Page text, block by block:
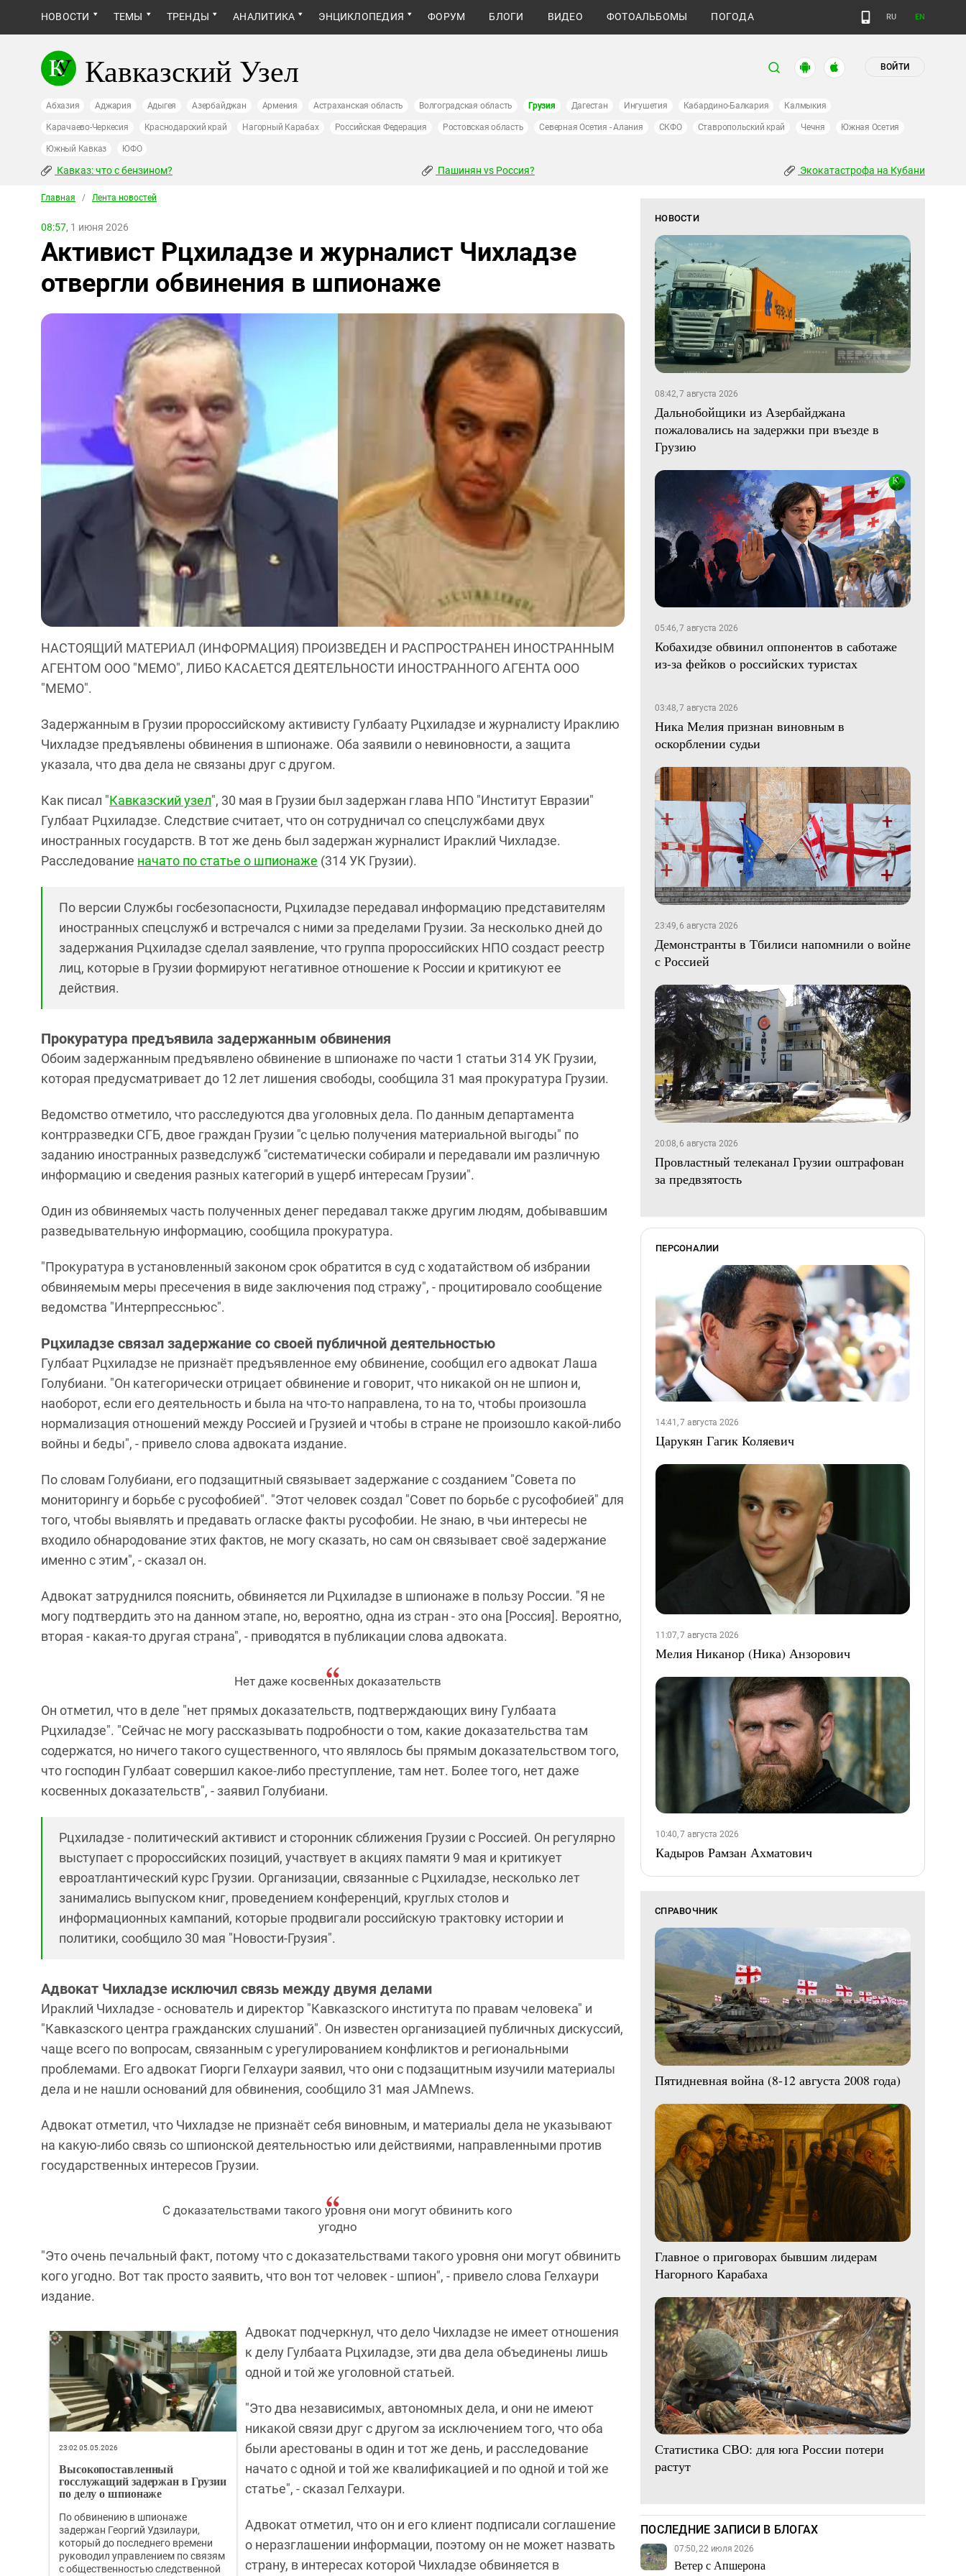
НОВОСТИ ТЕМЫ ТРЕНДЫ АНАЛИТИКА ЭНЦИКЛОПЕДИЯ ФОРУМ БЛОГИ ВИДЕО ФОТОАЛЬБОМЫ ПОГОДА RU EN
Кавказский Узел ВОЙТИ
Абхазия Аджария Адыгея Азербайджан Армения Астраханская область Волгоградская область Грузия Дагестан Ингушетия Кабардино-Балкария Калмыкия
Карачаево-Черкесия Краснодарский край Нагорный Карабах Российская Федерация Ростовская область Северная Осетия - Алания СКФО Ставропольский край Чечня Южная Осетия
Южный Кавказ ЮФО
Кавказ: что с бензином? Пашинян vs Россия? Экокатастрофа на Кубани
Главная / Лента новостей
08:57, 1 июня 2026
Активист Рцхиладзе и журналист Чихладзе
отвергли обвинения в шпионаже
НАСТОЯЩИЙ МАТЕРИАЛ (ИНФОРМАЦИЯ) ПРОИЗВЕДЕН И РАСПРОСТРАНЕН ИНОСТРАННЫМ
АГЕНТОМ ООО "МЕМО", ЛИБО КАСАЕТСЯ ДЕЯТЕЛЬНОСТИ ИНОСТРАННОГО АГЕНТА ООО
"МЕМО".
Задержанным в Грузии пророссийскому активисту Гулбаату Рцхиладзе и журналисту Ираклию
Чихладзе предъявлены обвинения в шпионаже. Оба заявили о невиновности, а защита
указала, что два дела не связаны друг с другом.
Как писал "Кавказский узел", 30 мая в Грузии был задержан глава НПО "Институт Евразии"
Гулбаат Рцхиладзе. Следствие считает, что он сотрудничал со спецслужбами двух
иностранных государств. В тот же день был задержан журналист Ираклий Чихладзе.
Расследование начато по статье о шпионаже (314 УК Грузии).
По версии Службы госбезопасности, Рцхиладзе передавал информацию представителям
иностранных спецслужб и встречался с ними за пределами Грузии. За несколько дней до
задержания Рцхиладзе сделал заявление, что группа пророссийских НПО создаст реестр
лиц, которые в Грузии формируют негативное отношение к России и критикуют ее
действия.
Прокуратура предъявила задержанным обвинения
Обоим задержанным предъявлено обвинение в шпионаже по части 1 статьи 314 УК Грузии,
которая предусматривает до 12 лет лишения свободы, сообщила 31 мая прокуратура Грузии.
Ведомство отметило, что расследуются два уголовных дела. По данным департамента
контрразведки СГБ, двое граждан Грузии "с целью получения материальной выгоды" по
заданию иностранных разведслужб "систематически собирали и передавали им различную
информацию и сведения разных категорий в ущерб интересам Грузии".
Один из обвиняемых часть полученных денег передавал также другим людям, добывавшим
разведывательную информацию, сообщила прокуратура.
"Прокуратура в установленный законом срок обратится в суд с ходатайством об избрании
обвиняемым меры пресечения в виде заключения под стражу", - процитировало сообщение
ведомства "Интерпрессньюс".
Рцхиладзе связал задержание со своей публичной деятельностью
Гулбаат Рцхиладзе не признаёт предъявленное ему обвинение, сообщил его адвокат Лаша
Голубиани. "Он категорически отрицает обвинение и говорит, что никакой он не шпион и,
наоборот, если его деятельность и была на что-то направлена, то на то, чтобы произошла
нормализация отношений между Россией и Грузией и чтобы в стране не произошло какой-либо
войны и беды", - привело слова адвоката издание.
По словам Голубиани, его подзащитный связывает задержание с созданием "Совета по
мониторингу и борьбе с русофобией". "Этот человек создал "Совет по борьбе с русофобией" для
того, чтобы выявлять и предавать огласке факты русофобии. Не знаю, в чьи интересы не
входило обнародование этих фактов, не могу сказать, но сам он связывает своё задержание
именно с этим", - сказал он.
Адвокат затруднился пояснить, обвиняется ли Рцхиладзе в шпионаже в пользу России. "Я не
могу подтвердить это на данном этапе, но, вероятно, одна из стран - это она [Россия]. Вероятно,
вторая - какая-то другая страна", - приводятся в публикации слова адвоката.
Нет даже косвенных доказательств
Он отметил, что в деле "нет прямых доказательств, подтверждающих вину Гулбаата
Рцхиладзе". "Сейчас не могу рассказывать подробности о том, какие доказательства там
содержатся, но ничего такого существенного, что являлось бы прямым доказательством того,
что господин Гулбаат совершил какое-либо преступление, там нет. Более того, нет даже
косвенных доказательств", - заявил Голубиани.
Рцхиладзе - политический активист и сторонник сближения Грузии с Россией. Он регулярно
выступает с пророссийских позиций, участвует в акциях памяти 9 мая и критикует
евроатлантический курс Грузии. Организации, связанные с Рцхиладзе, несколько лет
занимались выпуском книг, проведением конференций, круглых столов и
информационных кампаний, которые продвигали российскую трактовку истории и
политики, сообщило 30 мая "Новости-Грузия".
Адвокат Чихладзе исключил связь между двумя делами
Ираклий Чихладзе - основатель и директор "Кавказского института по правам человека" и
"Кавказского центра гражданских слушаний". Он известен организацией публичных дискуссий,
чаще всего по вопросам, связанным с урегулированием конфликтов и региональными
проблемами. Его адвокат Гиорги Гелхаури заявил, что они с подзащитным изучили материалы
дела и не нашли оснований для обвинения, сообщило 31 мая JAMnews.
Адвокат отметил, что Чихладзе не признаёт себя виновным, и материалы дела не указывают
на какую-либо связь со шпионской деятельностью или действиями, направленными против
государственных интересов Грузии.
С доказательствами такого уровня они могут обвинить кого
угодно
"Это очень печальный факт, потому что с доказательствами такого уровня они могут обвинить
кого угодно. Вот так просто заявить, что вон тот человек - шпион", - привело слова Гелхаури
издание.
23:02 05.05.2026
Высокопоставленный
госслужащий задержан в Грузии
по делу о шпионаже
По обвинению в шпионаже
задержан Георгий Удзилаури,
который до последнего времени
руководил управлением по связям
с общественностью следственной
Адвокат подчеркнул, что дело Чихладзе не имеет отношения
к делу Гулбаата Рцхиладзе, эти два дела объединены лишь
одной и той же уголовной статьей.
"Это два независимых, автономных дела, и они не имеют
никакой связи друг с другом за исключением того, что оба
были арестованы в один и тот же день, и расследование
начато с одной и той же квалификацией и по одной и той же
статье", - сказал Гелхаури.
Адвокат отметил, что он и его клиент подписали соглашение
о неразглашении информации, поэтому он не может назвать
страну, в интересах которой Чихладзе обвиняется в
НОВОСТИ
08:42, 7 августа 2026
Дальнобойщики из Азербайджана
пожаловались на задержки при въезде в
Грузию
05:46, 7 августа 2026
Кобахидзе обвинил оппонентов в саботаже
из-за фейков о российских туристах
03:48, 7 августа 2026
Ника Мелия признан виновным в
оскорблении судьи
23:49, 6 августа 2026
Демонстранты в Тбилиси напомнили о войне
с Россией
20:08, 6 августа 2026
Провластный телеканал Грузии оштрафован
за предвзятость
ПЕРСОНАЛИИ
14:41, 7 августа 2026
Царукян Гагик Коляевич
11:07, 7 августа 2026
Мелия Никанор (Ника) Анзорович
10:40, 7 августа 2026
Кадыров Рамзан Ахматович
СПРАВОЧНИК
Пятидневная война (8-12 августа 2008 года)
Главное о приговорах бывшим лидерам
Нагорного Карабаха
Статистика СВО: для юга России потери
растут
ПОСЛЕДНИЕ ЗАПИСИ В БЛОГАХ
07:50, 22 июля 2026
Ветер с Апшерона